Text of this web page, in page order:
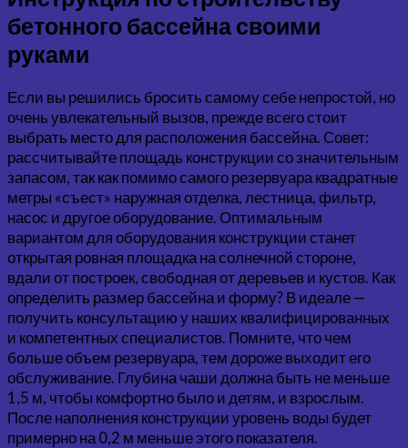
бетонного бассейна своими
руками
Если вы решились бросить самому себе непростой, но
очень увлекательный вызов, прежде всего стоит
выбрать место для расположения бассейна. Совет:
рассчитывайте площадь конструкции со значительным
запасом, так как помимо самого резервуара квадратные
метры «съест» наружная отделка, лестница, фильтр,
насос и другое оборудование. Оптимальным
вариантом для оборудования конструкции станет
открытая ровная площадка на солнечной стороне,
вдали от построек, свободная от деревьев и кустов. Как
определить размер бассейна и форму? В идеале —
получить консультацию у наших квалифицированных
и компетентных специалистов. Помните, что чем
больше объем резервуара, тем дороже выходит его
обслуживание. Глубина чаши должна быть не меньше
1,5 м, чтобы комфортно было и детям, и взрослым.
После наполнения конструкции уровень воды будет
примерно на 0,2 м меньше этого показателя.